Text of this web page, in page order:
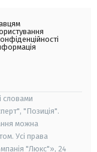
словами
"Позиція".
можна
Усі права
"Люкс"», 24